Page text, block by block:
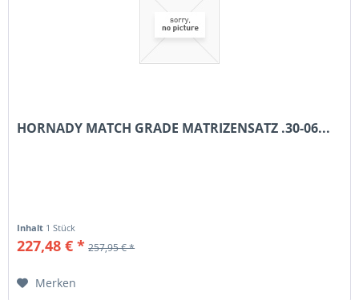
HORNADY MATCH GRADE MATRIZENSATZ .30-06...
Inhalt 1 Stück
227,48 € * 257,95 € *
Merken